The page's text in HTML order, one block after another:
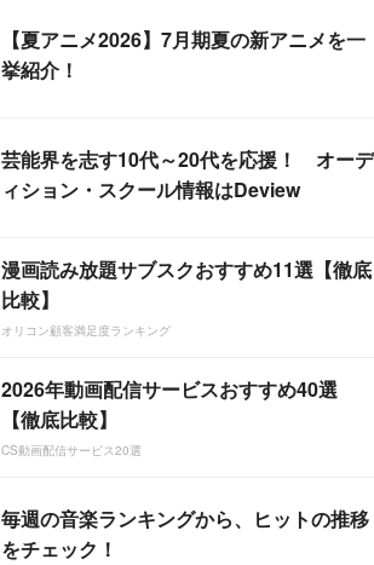
【夏アニメ2026】7月期夏の新アニメを一
挙紹介！
芸能界を志す10代～20代を応援！ オーデ
ィション・スクール情報はDeview
漫画読み放題サブスクおすすめ11選【徹底
比較】
オリコン顧客満足度ランキング
2026年動画配信サービスおすすめ40選
【徹底比較】
CS動画配信サービス20選
毎週の音楽ランキングから、ヒットの推移
をチェック！